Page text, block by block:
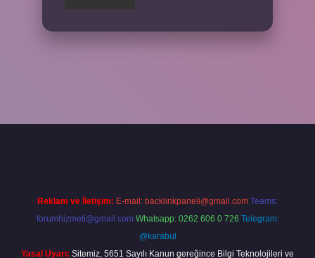
Reklam ve İletişim: E-mail: backlinkpaneli@gmail.com Teams:
forumhizmeti@gmail.com Whatsapp: 0262 606 0 726 Telegram:
@karabul
Yasal Uyarı: Sitemiz, 5651 Sayılı Kanun gereğince Bilgi Teknolojileri ve